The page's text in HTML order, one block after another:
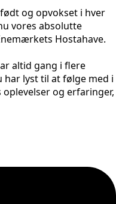
og opvokset i hver
vores absolutte
Hostahave.
altid gang i flere
har lyst til at følge med i
og erfaringer,